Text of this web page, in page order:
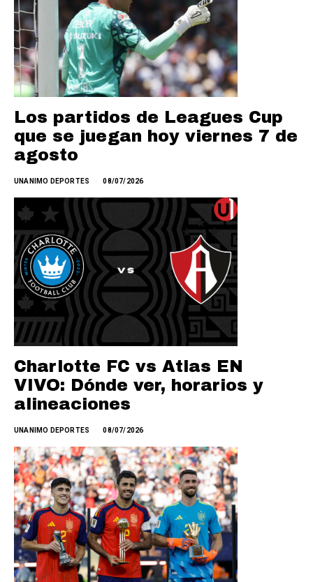
Los partidos de Leagues Cup
que se juegan hoy viernes 7 de
agosto
UNANIMO DEPORTES 08/07/2026
Charlotte FC vs Atlas EN
VIVO: Dónde ver, horarios y
alineaciones
UNANIMO DEPORTES 08/07/2026